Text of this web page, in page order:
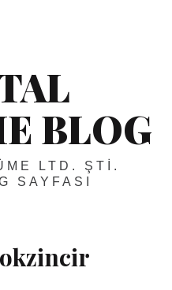
BLOG
LTD. ŞTI.
SAYFASI